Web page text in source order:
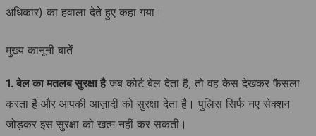
अधिकार) का हवाला देते हुए कहा गया।
मुख्य कानूनी बातें
1. बेल का मतलब सुरक्षा हैजब कोर्ट बेल देता है, तो वह केस देखकर फैसला
करता है और आपकी आज़ादी को सुरक्षा देता है। पुलिस सिर्फ नए सेक्शन
जोड़कर इस सुरक्षा को खत्म नहीं कर सकती।